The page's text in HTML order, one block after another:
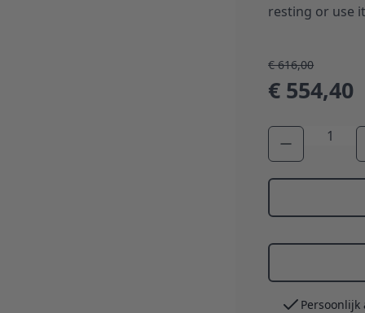
resting or use
€ 616,00
€ 554,40
Aantal
Persoonlijk